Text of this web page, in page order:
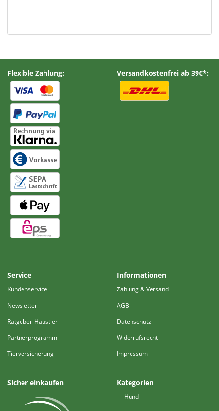
Flexible Zahlung: Versandkostenfrei ab 39€*:
Service
Kundenservice
Newsletter
Ratgeber-Haustier
Partnerprogramm
Tierversicherung
Informationen
Zahlung & Versand
AGB
Datenschutz
Widerrufsrecht
Impressum
Sicher einkaufen Kategorien
Hund